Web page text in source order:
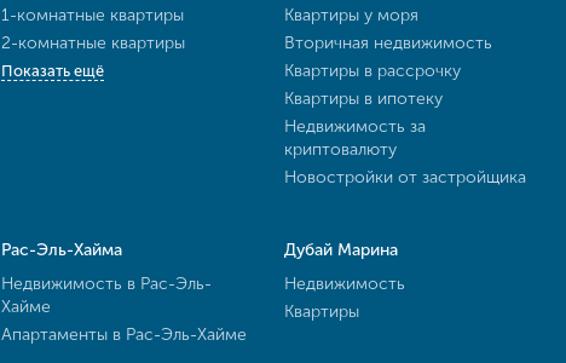
1-комнатные квартиры
2-комнатные квартиры
Показать ещё
Квартиры у моря
Вторичная недвижимость
Квартиры в рассрочку
Квартиры в ипотеку
Недвижимость за
криптовалюту
Новостройки от застройщика
Рас-Эль-Хайма
Недвижимость в Рас-Эль-
Хайме
Апартаменты в Рас-Эль-Хайме
Дубай Марина
Недвижимость
Квартиры